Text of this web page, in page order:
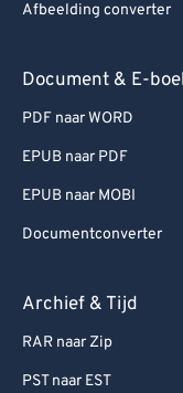
Afbeelding converter
Document & E-
PDF naar WORD
EPUB naar PDF
EPUB naar MOBI
Documentconverter
Archief & Tijd
RAR naar Zip
PST naar EST